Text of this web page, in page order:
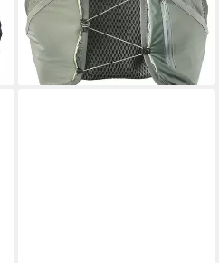
neutralem Schnitt
69,99 €
lieferbar - in 1-2 Werktagen bei dir